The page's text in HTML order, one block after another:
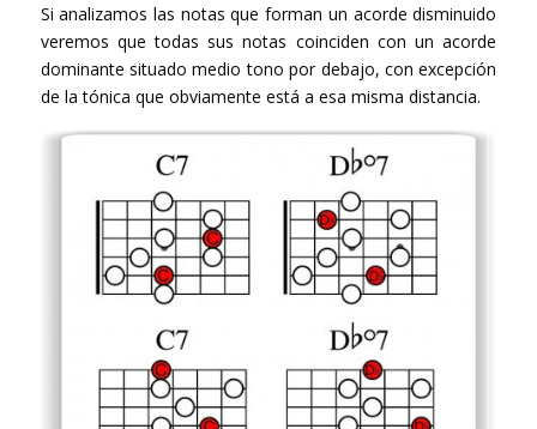
Si analizamos las notas que forman un acorde disminuido
veremos que todas sus notas coinciden con un acorde
dominante situado medio tono por debajo, con excepción
de la tónica que obviamente está a esa misma distancia.